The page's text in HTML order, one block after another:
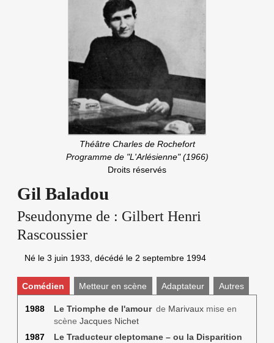
Théâtre Charles de Rochefort
Programme de "L'Arlésienne" (1966)
Droits réservés
Gil Baladou
Pseudonyme de : Gilbert Henri
Rascoussier
Né le 3 juin 1933, décédé le 2 septembre 1994
Comédien Metteur en scène Adaptateur Autres
1988 Le Triomphe de l'amourde Marivauxmise en
scène Jacques Nichet
1987
Le Traducteur cleptomane – ou la Disparition